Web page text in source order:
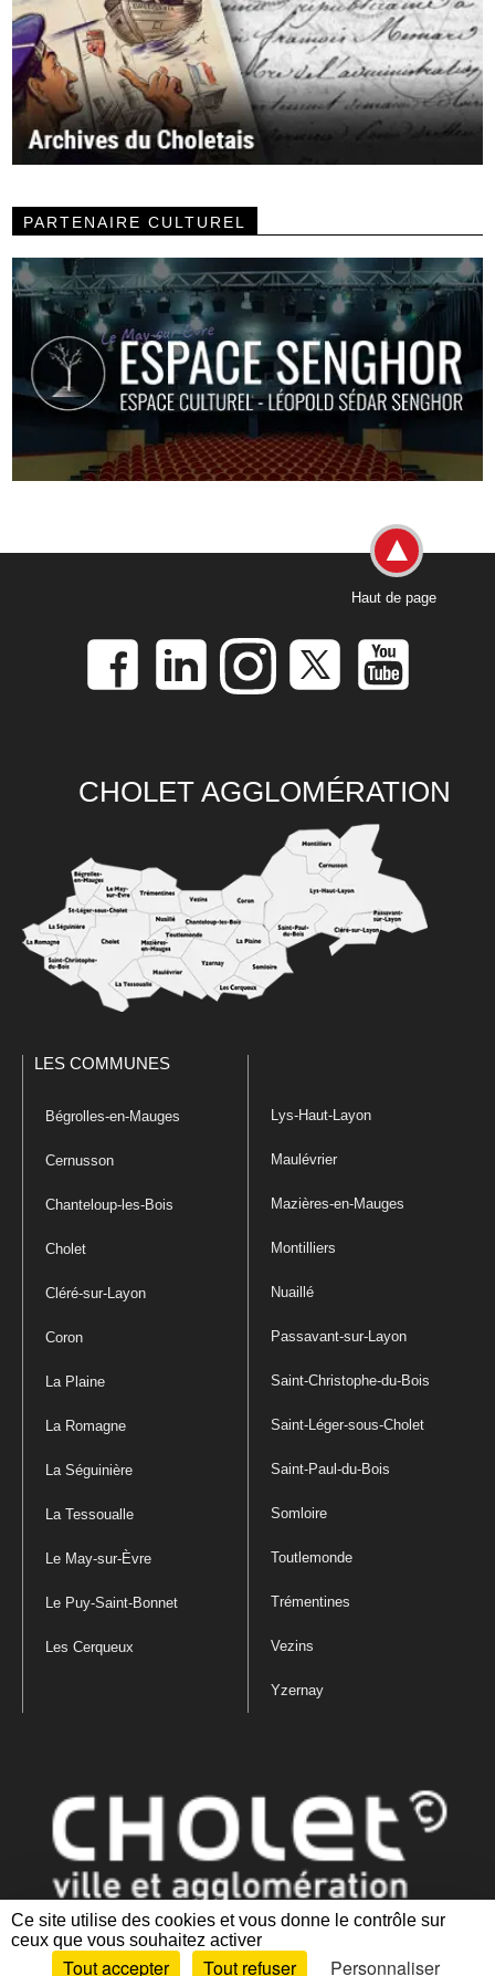
Ce site utilise des cookies et vous donne le contrôle sur
ceux que vous souhaitez activer
Tout accepter Tout refuser Personnaliser
PARTENAIRE CULTUREL
Haut de page
CHOLET AGGLOMÉRATION
LES COMMUNES
Bégrolles-en-Mauges
Cernusson
Chanteloup-les-Bois
Cholet
Cléré-sur-Layon
Coron
La Plaine
La Romagne
La Séguinière
La Tessoualle
Le May-sur-Èvre
Le Puy-Saint-Bonnet
Les Cerqueux
Lys-Haut-Layon
Maulévrier
Mazières-en-Mauges
Montilliers
Nuaillé
Passavant-sur-Layon
Saint-Christophe-du-Bois
Saint-Léger-sous-Cholet
Saint-Paul-du-Bois
Somloire
Toutlemonde
Trémentines
Vezins
Yzernay
Mentions légales|Politique de confidentialité
des cookies |Plan du site Accessibilité : partiellement conforme